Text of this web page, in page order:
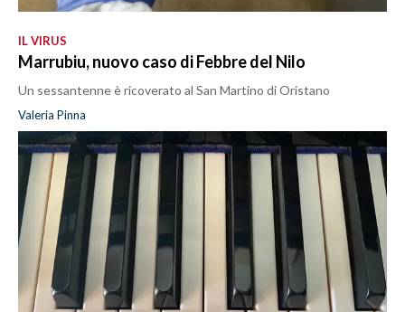
IL VIRUS
Marrubiu, nuovo caso di Febbre del Nilo
Un sessantenne è ricoverato al San Martino di Oristano
Valeria Pinna